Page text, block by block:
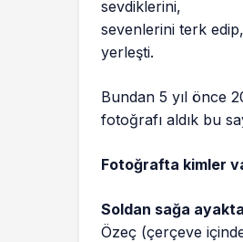
sevdiklerini,
sevenlerini terk
yerleşti.
Bundan 5 yıl önce
fotoğrafı aldık bu
Fotoğrafta kimler
Soldan sağa
Özeç (çerçeve